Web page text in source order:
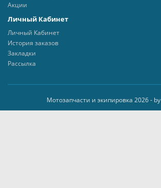
Акции
Личный Кабинет
Личный Кабинет
История заказов
Закладки
Рассылка
Мотозапчасти и экипировка 2026 - by